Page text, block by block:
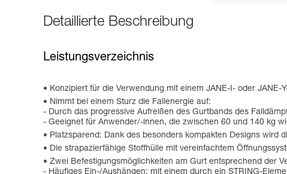
Detaillierte Beschreibung
Leistungsverzeichnis
Konzipiert für die Verwendung mit einem JANE-I- oder
Nimmt bei einem Sturz die Fallenergie auf:
- Durch das progressive Aufreißen des Gurtbands des
- Geeignet für Anwender/-innen, die zwischen 60 und 140 kg
Platzsparend: Dank des besonders kompakten Designs wird
Die strapazierfähige Stoffhülle mit vereinfachtem
Zwei Befestigungsmöglichkeiten am Gurt entsprechend der
- Häufiges Ein-/Aushängen: mit einem durch ein STRING-